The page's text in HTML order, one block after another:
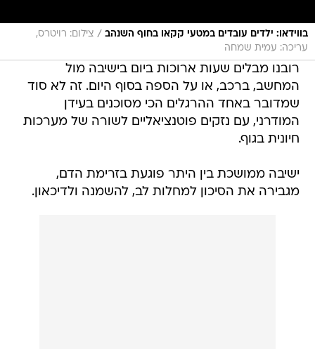
בווידאו: ילדים עובדים במטעי קקאו בחוף השנהב / צילום: רויטרס,
עריכה: עמית שמחה
רובנו מבלים שעות ארוכות ביום בישיבה מול
המחשב, ברכב, או על הספה בסוף היום. זה לא סוד
שמדובר באחד ההרגלים הכי מסוכנים בעידן
המודרני, עם נזקים פוטנציאליים לשורה של מערכות
חיונית בגוף.
ישיבה ממושכת בין היתר פוגעת בזרימת הדם,
מגבירה את הסיכון למחלות לב, להשמנה ולדיכאון.